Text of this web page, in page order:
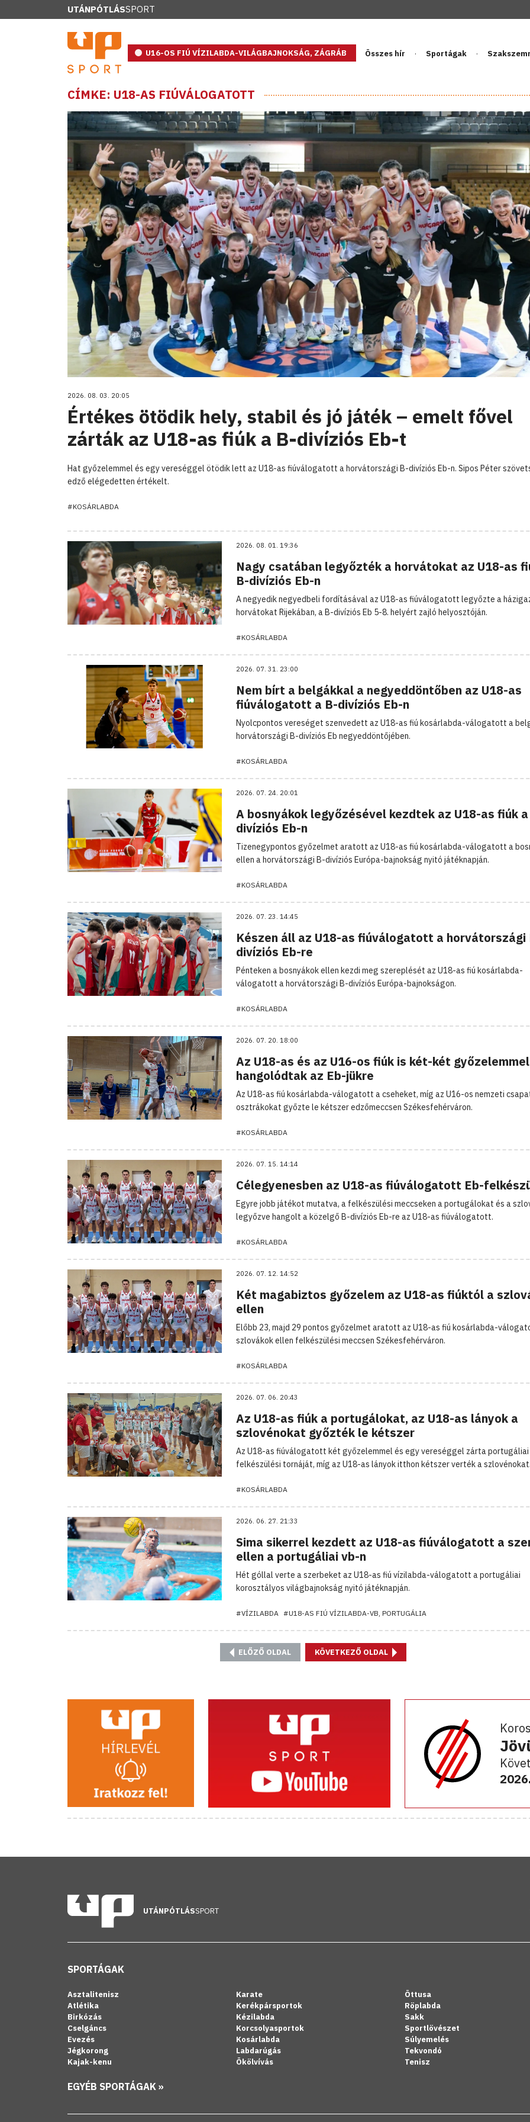
UTÁNPÓTLÁSSPORT
U16-OS FIÚ VÍZILABDA-VILÁGBAJNOKSÁG, ZÁGRÁB Összes hír Sportágak
CÍMKE: U18-AS FIÚVÁLOGATOTT
2026. 08. 03. 20:05
Értékes ötödik hely, stabil és jó játék – emelt fővel
zárták az U18-as fiúk a B-divíziós Eb-t
Hat győzelemmel és egy vereséggel ötödik lett az U18-as fiúválogatott a horvátországi B-divíziós Eb-n. Sipos Péter
edző elégedetten értékelt.
#KOSÁRLABDA
2026. 08. 01. 19:36
Nagy csatában legyőzték a horvátokat az U18-as
B-divíziós Eb-n
A negyedik negyedbeli fordításával az U18-as fiúválogatott legyőzte a
horvátokat Rijekában, a B-divíziós Eb 5-8. helyért zajló helyosztóján.
#KOSÁRLABDA
2026. 07. 31. 23:00
Nem bírt a belgákkal a negyeddöntőben az U18-as
fiúválogatott a B-divíziós Eb-n
Nyolcpontos vereséget szenvedett az U18-as fiú kosárlabda-válogatott a
horvátországi B-divíziós Eb negyeddöntőjében.
#KOSÁRLABDA
2026. 07. 24. 20:01
A bosnyákok legyőzésével kezdtek az U18-as fiúk
divíziós Eb-n
Tizenegypontos győzelmet aratott az U18-as fiú kosárlabda-válogatott a
ellen a horvátországi B-divíziós Európa-bajnokság nyitó játéknapján.
#KOSÁRLABDA
2026. 07. 23. 14:45
Készen áll az U18-as fiúválogatott a horvátországi
divíziós Eb-re
Pénteken a bosnyákok ellen kezdi meg szereplését az U18-as fiú kosárlabda-
válogatott a horvátországi B-divíziós Európa-bajnokságon.
#KOSÁRLABDA
2026. 07. 20. 18:00
Az U18-as és az U16-os fiúk is két-két győzelemmel
hangolódtak az Eb-jükre
Az U18-as fiú kosárlabda-válogatott a cseheket, míg az U16-os nemzeti
osztrákokat győzte le kétszer edzőmeccsen Székesfehérváron.
#KOSÁRLABDA
2026. 07. 15. 14:14
Célegyenesben az U18-as fiúválogatott Eb-
Egyre jobb játékot mutatva, a felkészülési meccseken a portugálokat és a
legyőzve hangolt a közelgő B-divíziós Eb-re az U18-as fiúválogatott.
#KOSÁRLABDA
2026. 07. 12. 14:52
Két magabiztos győzelem az U18-as fiúktól a
ellen
Előbb 23, majd 29 pontos győzelmet aratott az U18-as fiú kosárlabda-
szlovákok ellen felkészülési meccsen Székesfehérváron.
#KOSÁRLABDA
2026. 07. 06. 20:43
Az U18-as fiúk a portugálokat, az U18-as lányok a
szlovénokat győzték le kétszer
Az U18-as fiúválogatott két győzelemmel és egy vereséggel zárta portugáliai
felkészülési tornáját, míg az U18-as lányok itthon kétszer verték a szlovénokat.
#KOSÁRLABDA
2026. 06. 27. 21:33
Sima sikerrel kezdett az U18-as fiúválogatott a
ellen a portugáliai vb-n
Hét góllal verte a szerbeket az U18-as fiú vízilabda-válogatott a portugáliai
korosztályos világbajnokság nyitó játéknapján.
#VÍZILABDA #U18-AS FIÚ VÍZILABDA-VB, PORTUGÁLIA
ELŐZŐ OLDAL KÖVETKEZŐ OLDAL
UTÁNPÓTLÁSSPORT
SPORTÁGAK
Asztalitenisz
Atlétika
Birkózás
Cselgáncs
Evezés
Jégkorong
Kajak-kenu
Karate
Kerékpársportok
Kézilabda
Korcsolyasportok
Kosárlabda
Labdarúgás
Ökölvívás
Öttusa
Röplabda
Sakk
Sportlövészet
Súlyemelés
Tekvondó
Tenisz
EGYÉB SPORTÁGAK »